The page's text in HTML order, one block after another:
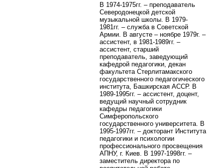
В 1974-1975гг. – преподаватель
Северодонецкой детской
музыкальной школы. В 1979-
1981гг. – служба в Советской
Армии. В августе – ноябре 1979г. –
ассистент, в 1981-1989гг. –
ассистент, старший
преподаватель, заведующий
кафедрой педагогики, декан
факультета Стерлитамакского
государственного педагогического
института, Башкирская АССР. В
1989-1995гг. – ассистент, доцент,
ведущий научный сотрудник
кафедры педагогики
Симферопольского
государственного университета. В
1995-1997гг. – докторант Института
педагогики и психологии
профессионального просвещения
АПНУ, г. Киев. В 1997-1998гг. –
заместитель директора по